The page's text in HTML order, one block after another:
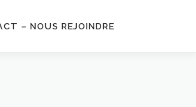
– NOUS REJOINDRE